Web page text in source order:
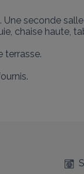
seconde
chaise haute,
terrasse.